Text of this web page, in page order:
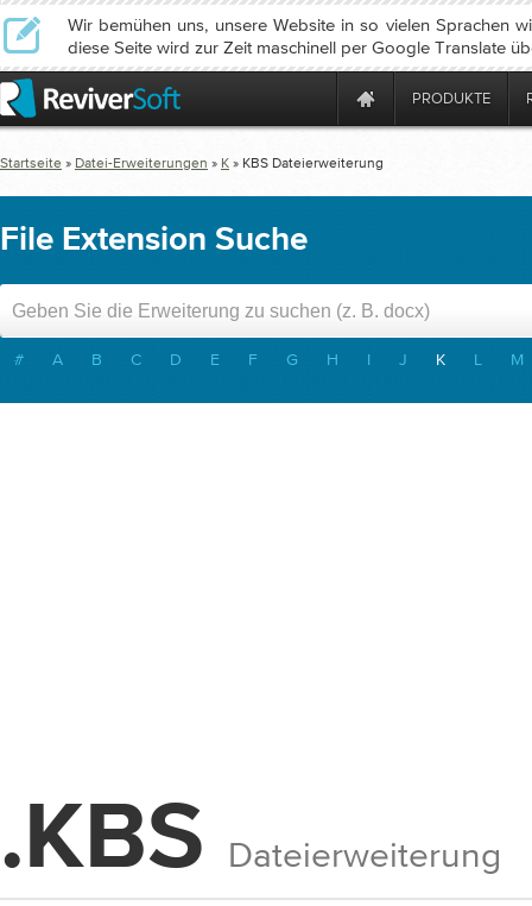
Wir bemühen uns, unsere Website in so vielen Sprachen
diese Seite wird zur Zeit maschinell per Google Translate
PRODUKTE
Startseite » Datei-Erweiterungen » K » KBS Dateierweiterung
File Extension Suche
# A B C D E F G H I J K L M
.KBS Dateierweiterung